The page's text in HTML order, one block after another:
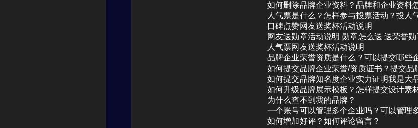
如何删除品牌企业资料？品牌和企业资料
人气票是什么？怎样参与投票活动？投人
口碑点赞网友送奖杯活动说明
网友送勋章活动说明 勋章怎么送 送荣誉
人气票网友送奖杯活动说明
品牌企业荣誉资质是什么？可以提交哪些
如何提交品牌企业荣誉/资质证书？提交品
如何提交品牌知名度企业实力证明我是大
如何升级品牌展示模板？怎样提交设计素
为什么查不到我的品牌？
一个账号可以管理多个企业吗？可以管理
如何增加好评？如何评论留言？